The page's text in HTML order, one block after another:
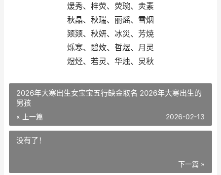
煖秀、梓荧、荧琬、灻素
秋晶、秋瑞、丽熎、雪烟
颎颎、秋妍、冰災、芳焼
烁寒、碧炇、哲煜、月灵
煜烃、若灵、华烛、炅秋
2026年大寒出生女宝宝五行缺金取名 2026年大寒出生的
男孩
« 上一篇 2026-02-13
没有了！
下一篇 »